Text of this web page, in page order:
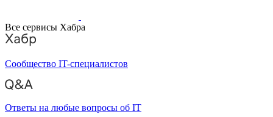
Все сервисы Хабра
Сообщество IT-специалистов
Ответы на любые вопросы об IT